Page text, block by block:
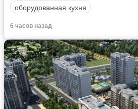
оборудованная кухня
6 часов назад